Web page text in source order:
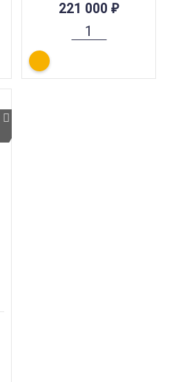
конструкции «литц». «Литц»
улучшает звучание в
делает его более захватывающим,
классической музыки.
221 000₽